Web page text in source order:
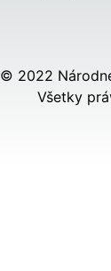
© 2022
Všetky